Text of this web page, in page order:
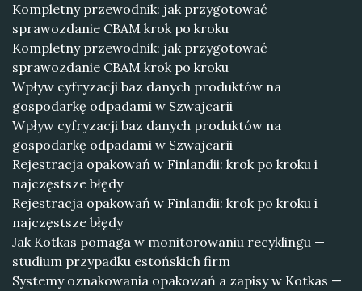
Kompletny przewodnik: jak przygotować
sprawozdanie CBAM krok po kroku
Kompletny przewodnik: jak przygotować
sprawozdanie CBAM krok po kroku
Wpływ cyfryzacji baz danych produktów na
gospodarkę odpadami w Szwajcarii
Wpływ cyfryzacji baz danych produktów na
gospodarkę odpadami w Szwajcarii
Rejestracja opakowań w Finlandii: krok po kroku i
najczęstsze błędy
Rejestracja opakowań w Finlandii: krok po kroku i
najczęstsze błędy
Jak Kotkas pomaga w monitorowaniu recyklingu —
studium przypadku estońskich firm
Systemy oznakowania opakowań a zapisy w Kotkas —